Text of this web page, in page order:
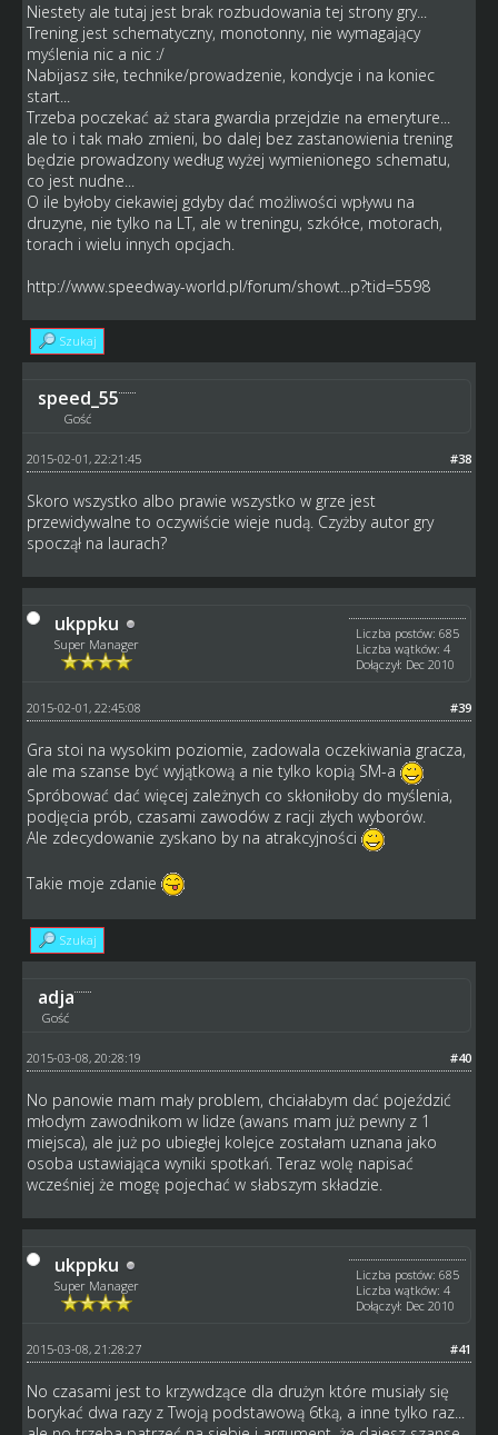
Niestety ale tutaj jest brak rozbudowania tej strony gry...
Trening jest schematyczny, monotonny, nie wymagający
myślenia nic a nic :/
Nabijasz siłe, technike/prowadzenie, kondycje i na koniec
start...
Trzeba poczekać aż stara gwardia przejdzie na emeryture...
ale to i tak mało zmieni, bo dalej bez zastanowienia trening
będzie prowadzony według wyżej wymienionego schematu,
co jest nudne...
O ile byłoby ciekawiej gdyby dać możliwości wpływu na
druzyne, nie tylko na LT, ale w treningu, szkółce, motorach,
torach i wielu innych opcjach.
http://www.speedway-world.pl/forum/showt...p?tid=5598
Szukaj
speed_55
Gość
#38
2015-02-01, 22:21:45
Skoro wszystko albo prawie wszystko w grze jest
przewidywalne to oczywiście wieje nudą. Czyżby autor gry
spoczął na laurach?
ukppku
Super Manager
Liczba postów: 685
Liczba wątków: 4
Dołączył: Dec 2010
#39
2015-02-01, 22:45:08
Gra stoi na wysokim poziomie, zadowala oczekiwania gracza,
ale ma szanse być wyjątkową a nie tylko kopią SM-a
Spróbować dać więcej zależnych co skłoniłoby do myślenia,
podjęcia prób, czasami zawodów z racji złych wyborów.
Ale zdecydowanie zyskano by na atrakcyjności
Takie moje zdanie
Szukaj
adja
Gość
#40
2015-03-08, 20:28:19
No panowie mam mały problem, chciałabym dać pojeździć
młodym zawodnikom w lidze (awans mam już pewny z 1
miejsca), ale już po ubiegłej kolejce zostałam uznana jako
osoba ustawiająca wyniki spotkań. Teraz wolę napisać
wcześniej że mogę pojechać w słabszym składzie.
ukppku
Super Manager
Liczba postów: 685
Liczba wątków: 4
Dołączył: Dec 2010
#41
2015-03-08, 21:28:27
No czasami jest to krzywdzące dla drużyn które musiały się
borykać dwa razy z Twoją podstawową 6tką, a inne tylko raz...